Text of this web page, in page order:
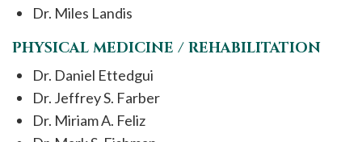
Dr. Miles Landis
PHYSICAL MEDICINE / REHABILITATION
Dr. Daniel Ettedgui
Dr. Jeffrey S. Farber
Dr. Miriam A. Feliz